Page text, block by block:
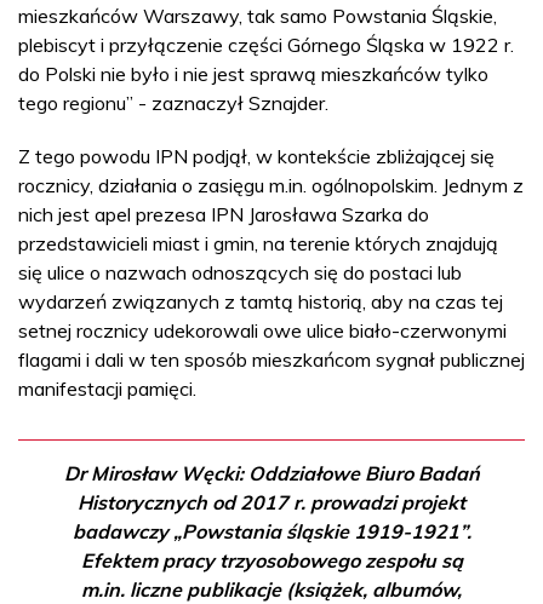
mieszkańców Warszawy, tak samo Powstania Śląskie,
plebiscyt i przyłączenie części Górnego Śląska w 1922 r.
do Polski nie było i nie jest sprawą mieszkańców tylko
tego regionu” - zaznaczył Sznajder.
Z tego powodu IPN podjął, w kontekście zbliżającej się
rocznicy, działania o zasięgu m.in. ogólnopolskim. Jednym z
nich jest apel prezesa IPN Jarosława Szarka do
przedstawicieli miast i gmin, na terenie których znajdują
się ulice o nazwach odnoszących się do postaci lub
wydarzeń związanych z tamtą historią, aby na czas tej
setnej rocznicy udekorowali owe ulice biało-czerwonymi
flagami i dali w ten sposób mieszkańcom sygnał publicznej
manifestacji pamięci.
Dr Mirosław Węcki: Oddziałowe Biuro Badań
Historycznych od 2017 r. prowadzi projekt
badawczy „Powstania śląskie 1919-1921”.
Efektem pracy trzyosobowego zespołu są
m.in. liczne publikacje (książek, albumów,